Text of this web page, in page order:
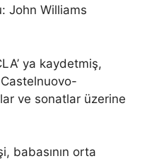
ya kaydetmiş,
ve sonatlar üzerine
babasının orta